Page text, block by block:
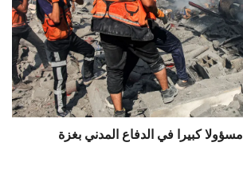
كبيرا في الدفاع المدني بغزة